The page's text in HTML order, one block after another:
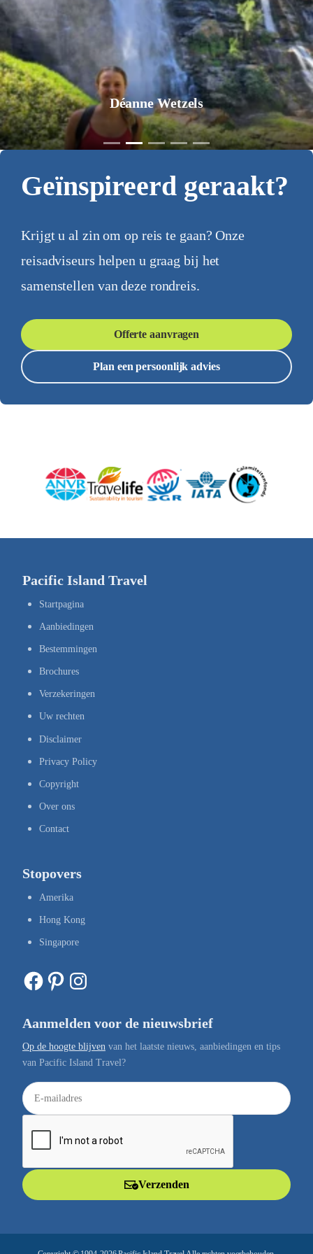
Jurgen Pol
Geïnspireerd geraakt?
Krijgt u al zin om op reis te gaan? Onze
reisadviseurs helpen u graag bij het
samenstellen van deze rondreis.
Offerte aanvragen
Plan een persoonlijk advies
Pacific Island Travel
Startpagina
Aanbiedingen
Bestemmingen
Brochures
Verzekeringen
Uw rechten
Disclaimer
Privacy Policy
Copyright
Over ons
Contact
Stopovers
Amerika
Hong Kong
Singapore
Facebook Pinterest Instagram
Aanmelden voor de nieuwsbrief
Op de hoogte blijven van het laatste nieuws, aanbiedingen en tips
van Pacific Island Travel?
E
-
a
Verzenden